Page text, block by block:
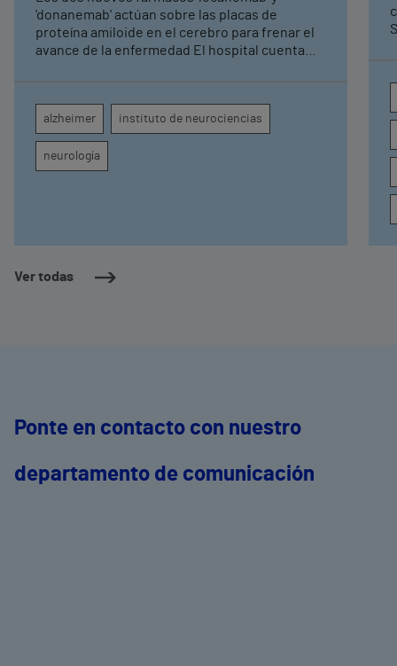
Ver todas
'donanemab' actúan sobre las placas de
proteína amiloide en el cerebro para frenar el
avance de la enfermedad El hospital cuenta
seguimiento clínico de cada paciente
alzheimer instituto de neurociencias
neurología
Ponte en contacto con nuestro
departamento de comunicación